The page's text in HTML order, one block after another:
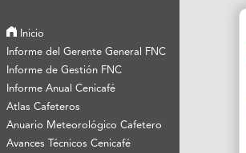
Inicio
Informe del Gerente General FNC
Informe de Gestión FNC
Informe Anual Cenicafé
Atlas Cafeteros
Anuario Meteorológico Cafetero
Avances Técnicos Cenicafé